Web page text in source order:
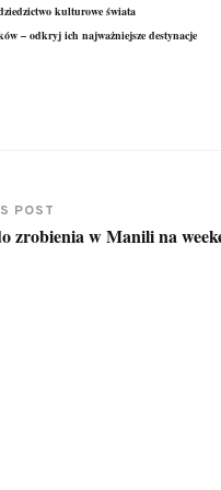
kulturowe świata
– odkryj ich najważniejsze destynacje
POST
zrobienia w Manili na